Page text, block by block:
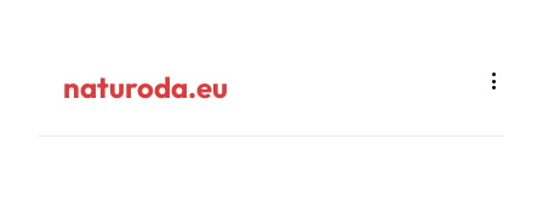
naturoda.eu